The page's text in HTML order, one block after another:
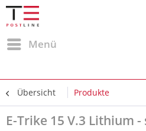
Menü
Übersicht Produkte
E-Trike 15 V.3 Lithium